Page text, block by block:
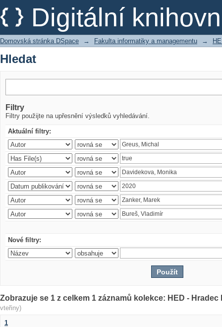
Digitální
Hledat
Domovská stránka DSpace → Fakulta informatiky a managementu →
Hledat
Filtry
Filtry použijte na upřesnění výsledků vyhledávání.
Aktuální filtry:
Nové filtry:
Zobrazuje se 1 z celkem 1 záznamů kolekce: HED -
vteřiny)
1